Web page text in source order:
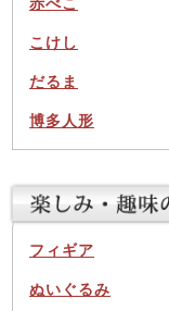
赤べこ
こけし
だるま
博多人形
フィギア
ぬいぐるみ